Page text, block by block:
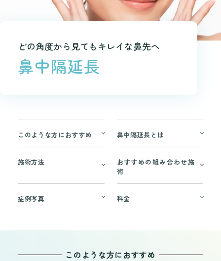
どの角度から見てもキレイな鼻先へ
鼻中隔延長
このような方におすすめ 鼻中隔延長とは
施術方法
おすすめの組み合わせ施
術
症例写真 料金
このような方におすすめ